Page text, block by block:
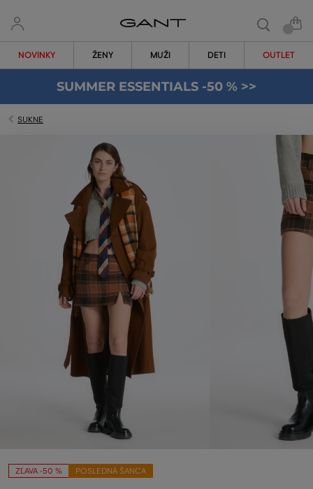
NOVINKY ŽENY MUŽI DETI OUTLET
SUMMER ESSENTIALS -50 % >>
SUKNE
ZĽAVA -50 % POSLEDNÁ ŠANCA